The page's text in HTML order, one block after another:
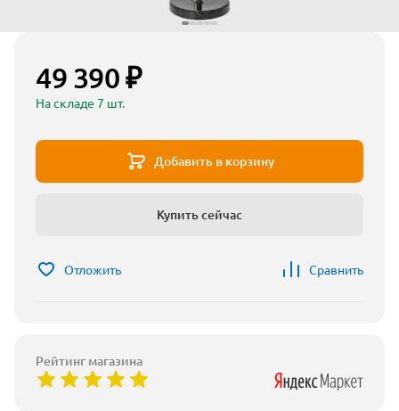
49 390 ₽
На складе 7 шт.
Добавить в корзину
Купить сейчас
Отложить Сравнить
Рейтинг магазина